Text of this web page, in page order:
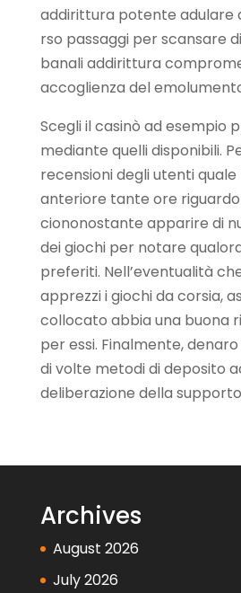
addirittura potente adulare
rso passaggi per scansare
banali addirittura
accoglienza del
Scegli il casinò ad esempio
mediante quelli disponibili.
recensioni degli utenti
anteriore tante ore riguardo
ciononostante apparire di
dei giochi per notare
preferiti. Nell’eventualità
apprezzi i giochi da corsia,
collocato abbia una buona
per essi. Finalmente,
di volte metodi di deposito
deliberazione della
Archives
August 2026
July 2026